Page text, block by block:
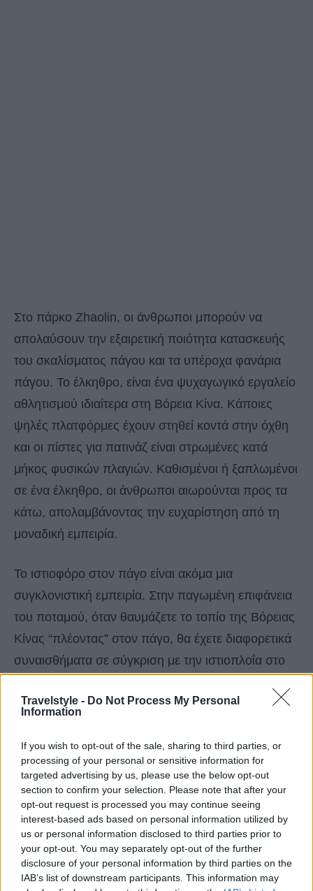
Travelstyle - Do Not Process My Personal
Information
If you wish to opt-out of the sale, sharing to third parties, or
processing of your personal or sensitive information for
targeted advertising by us, please use the below opt-out
section to confirm your selection. Please note that after your
opt-out request is processed you may continue seeing
interest-based ads based on personal information utilized by
us or personal information disclosed to third parties prior to
your opt-out. You may separately opt-out of the further
disclosure of your personal information by third parties on the
IAB’s list of downstream participants. This information may
Στο πάρκο Zhaolin, οι άνθρωποι μπορούν να
απολαύσουν την εξαιρετική ποιότητα κατασκευής
του σκαλίσματος πάγου και τα υπέροχα φανάρια
πάγου. Το έλκηθρο, είναι ένα ψυχαγωγικό εργαλείο
αθλητισμού ιδιαίτερα στη Βόρεια Κίνα. Κάποιες
ψηλές πλατφόρμες έχουν στηθεί κοντά στην όχθη
και οι πίστες για πατινάζ είναι στρωμένες κατά
μήκος φυσικών πλαγιών. Καθισμένοι ή ξαπλωμένοι
σε ένα έλκηθρο, οι άνθρωποι αιωρούνται προς τα
κάτω, απολαμβάνοντας την ευχαρίστηση από τη
μοναδική εμπειρία.
Το ιστιοφόρο στον πάγο είναι ακόμα μια
συγκλονιστική εμπειρία. Στην παγωμένη επιφάνεια
του ποταμού, όταν θαυμάζετε το τοπίο της Βόρειας
Κίνας “πλέοντας” στον πάγο, θα έχετε διαφορετικά
συναισθήματα σε σύγκριση με την ιστιοπλοΐα στο
ένα μοναδικό φυσικό σκηνικό, η ομίχλη,
εμφανίζεται εδώ το χειμώνα. Το χειμωνιάτικο πρωί,
το ήσυχο μονοπάτι του ποταμού Songhua μήκους
10 μιλίων συνήθως καλύπτεται από σύννεφο
ομίχλης και βυθίζεται στον ομιχλώδη καπνό. Καθώς
η ομίχλη προσκολλάται στις ιτιές στην όχθη, οι
βραχίονες τους γυαλίζουν από την ομίχλη και